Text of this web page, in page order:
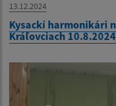
13.12.2024
Kysackí harmonikári
Kráľovciach 10.8.2024